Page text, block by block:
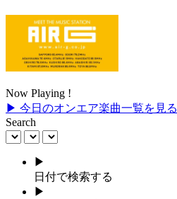
Now Playing !
▶ 今日のオンエア楽曲一覧を見る
Search
▶
日付で検索する
▶